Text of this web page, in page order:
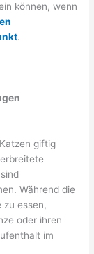
können, wenn
.
giftig
Während die
zu essen,
oder ihren
im